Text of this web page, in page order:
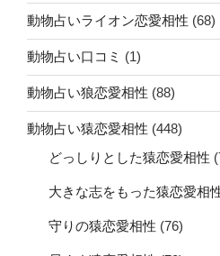
動物占いライオン恋愛相性 (68)
動物占い口コミ (1)
動物占い狼恋愛相性 (88)
動物占い猿恋愛相性 (448)
どっしりとした猿恋愛相性
大きな志をもった猿恋愛相
守りの猿恋愛相性 (76)